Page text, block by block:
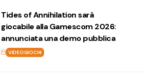
Tides of Annihilation sarà
giocabile alla Gamescom 2026:
annunciata una demo pubblica
VIDEOGIOCHI